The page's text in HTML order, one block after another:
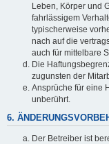
Leben, Körper und
fahrlässigem
typischerweise
nach auf die
auch für mittelbare
Die
zugunsten der
Ansprüche für eine
unberührt.
6.
Der Betreiber ist